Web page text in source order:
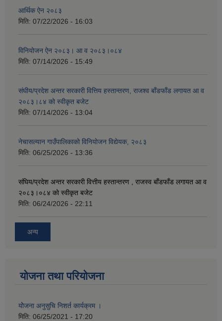
आर्थिक ऐन २०८३
मिति: 07/22/2026 - 16:03
विनियोजन ऐन २०८३। आ व २०८३।०८४
मिति: 07/14/2026 - 15:49
संघीय/प्रदेश अन्तर सरकारी वित्तिय हस्तान्तरण, राजश्व बाँडफाँड लगायत आ व
२०८३।८४ को स्वीकृत बजेट
मिति: 07/14/2026 - 13:04
नेचासल्यान गाउँपालिकाको विनियोजन विद्येयक, २०८३
मिति: 06/25/2026 - 13:36
संघिय/प्रदेश अन्तर सरकारी वित्तीय हस्तान्तरण , राजस्व बाँडफाँड लगायत आ व
२०८३।०८४ को स्वीकृत बजेट
मिति: 06/24/2026 - 22:11
अन्य
योजना तथा परियोजना
योेजना अनुसुचि निशर्त कार्यक्रम ।
मिति: 06/25/2021 - 17:20